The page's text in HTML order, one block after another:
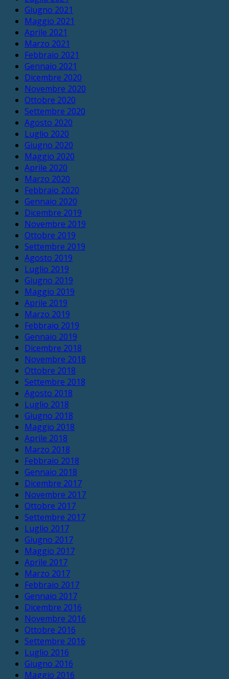
Giugno 2021
Maggio 2021
Aprile 2021
Marzo 2021
Febbraio 2021
Gennaio 2021
Dicembre 2020
Novembre 2020
Ottobre 2020
Settembre 2020
Agosto 2020
Luglio 2020
Giugno 2020
Maggio 2020
Aprile 2020
Marzo 2020
Febbraio 2020
Gennaio 2020
Dicembre 2019
Novembre 2019
Ottobre 2019
Settembre 2019
Agosto 2019
Luglio 2019
Giugno 2019
Maggio 2019
Aprile 2019
Marzo 2019
Febbraio 2019
Gennaio 2019
Dicembre 2018
Novembre 2018
Ottobre 2018
Settembre 2018
Agosto 2018
Luglio 2018
Giugno 2018
Maggio 2018
Aprile 2018
Marzo 2018
Febbraio 2018
Gennaio 2018
Dicembre 2017
Novembre 2017
Ottobre 2017
Settembre 2017
Luglio 2017
Giugno 2017
Maggio 2017
Aprile 2017
Marzo 2017
Febbraio 2017
Gennaio 2017
Dicembre 2016
Novembre 2016
Ottobre 2016
Settembre 2016
Luglio 2016
Giugno 2016
Maggio 2016